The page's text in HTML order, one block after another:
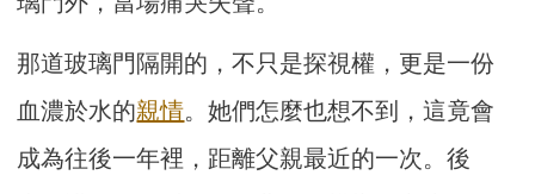
那道玻璃門隔開的，不只是探視權，更是一份
血濃於水的親情。她們怎麼也想不到，這竟會
成為往後一年裡，距離父親最近的一次。後